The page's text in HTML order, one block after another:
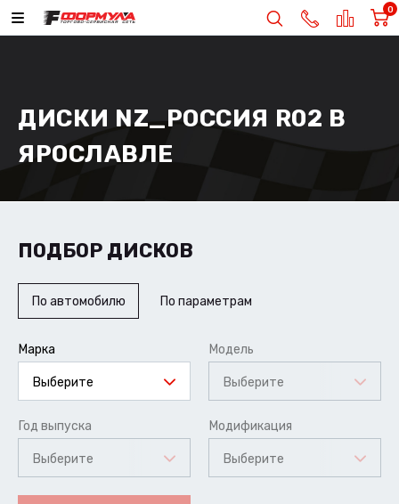
0
ДИСКИ NZ_РОССИЯ R02 В
ЯРОСЛАВЛЕ
ПОДБОР ДИСКОВ
По автомобилю По параметрам
Марка
Выберите
Модель
Выберите
Год выпуска
Выберите
Модификация
Выберите